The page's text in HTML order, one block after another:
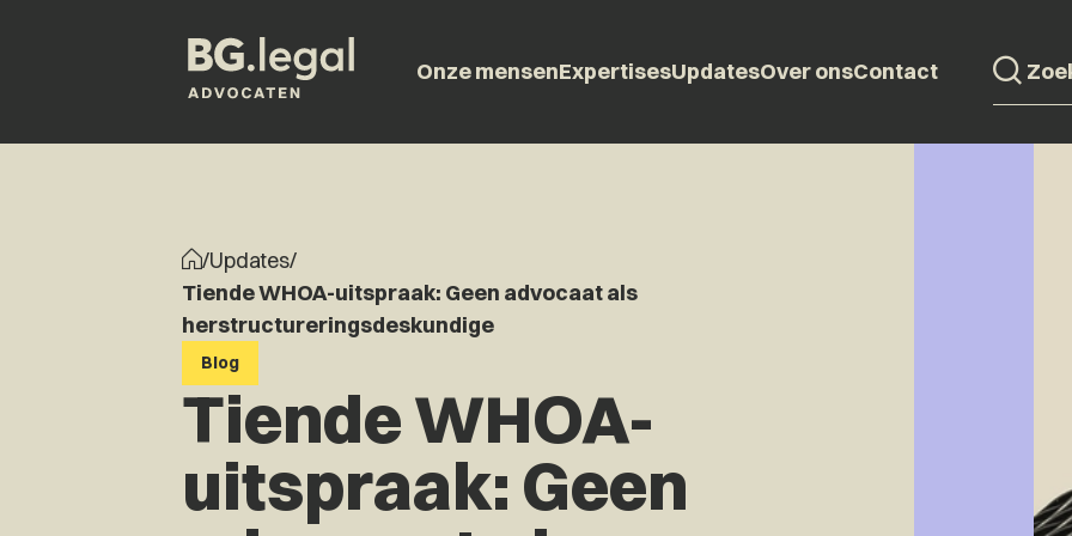
Onze mensenExpertisesUpdatesOver onsContact
/Updates/
Tiende WHOA-uitspraak: Geen advocaat als
herstructureringsdeskundige
Blog
Tiende WHOA-
uitspraak: Geen